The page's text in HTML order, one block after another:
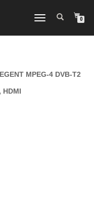
ΕΝΑΛΛΑΓΉ
0
MPEG-4 DVB-T2
HDMI